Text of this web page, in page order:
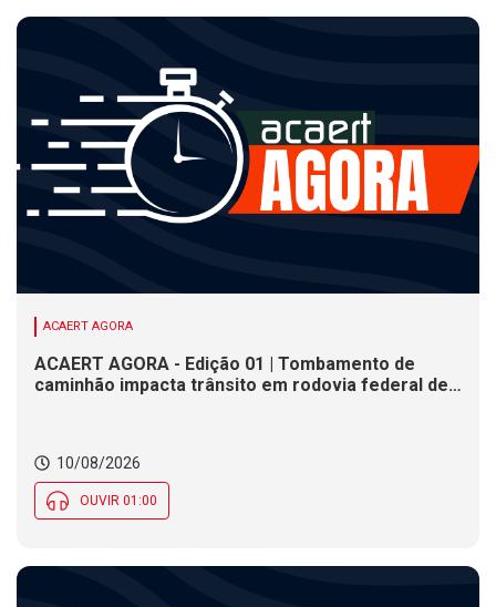
ACAERT AGORA
ACAERT AGORA - Edição 01 | Tombamento de
caminhão impacta trânsito em rodovia federal de
SC 10/08/2026
OUVIR 01:00